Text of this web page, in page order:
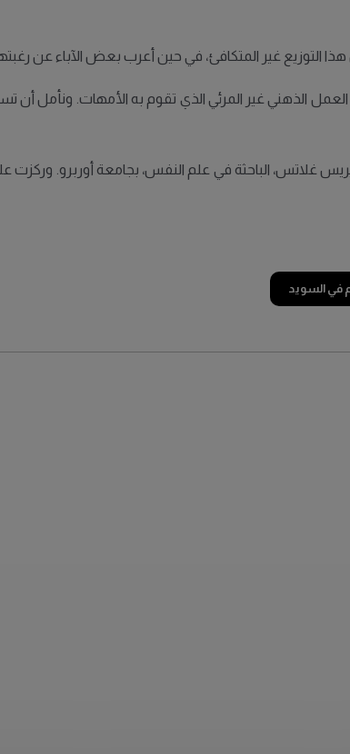
التوزيع غير المتكافئ، في حين أعرب بعض الآباء عن
الذهني غير المرئي الذي تقوم به الأمهات. ونأمل
غلاتس، الباحثة في علم النفس، بجامعة أوربرو. وركزت
في السويد